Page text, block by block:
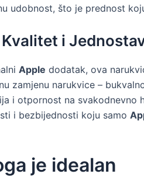
udobnost, što je prednost
i
Apple dodatak, ova
zamjenu narukvice –
i otpornost na svakodnevno
i bezbijednosti koju samo
je idealan